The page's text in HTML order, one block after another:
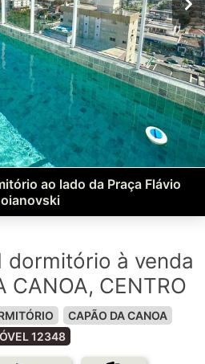
ao lado da Praça Flávio
dormitório à venda
CANOA, CENTRO
CAPÃO DA CANOA
12348